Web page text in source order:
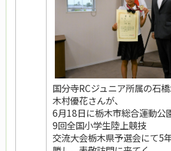
国分寺RCジュニア所属の石
木村優花さんが、
6月18日に栃木市総合運動公
9回全国小学生陸上競技
交流大会栃木県予選会にて5